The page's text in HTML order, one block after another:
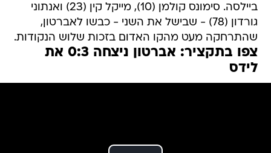
ביילסה. סימונס קולמן (10), מייקל קין (23) ואנתוני
גורדון (78) - שבישל את השני - כבשו לאברטון,
שהתרחקה מעט מהקו האדום בזכות שלוש הנקודות.
צפו בתקציר: אברטון ניצחה 0:3 את
לידס